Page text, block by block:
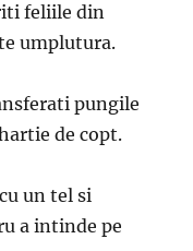
feliile din
umplutura.
pungile
de copt.
un tel si
a intinde pe